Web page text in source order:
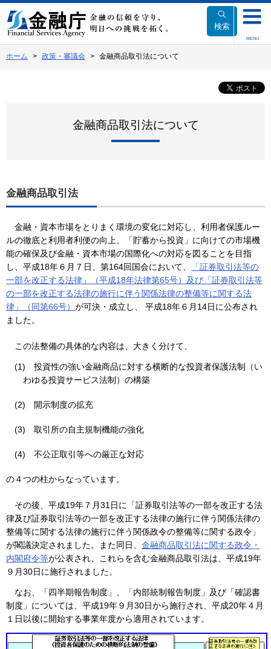
文
へ
動
検索
MENU
ホーム 政策・審議会 金融商品取引法について
金融商品取引法について
金融商品取引法
金融・資本市場をとりまく環境の変化に対応し、利用者保護ルー
ルの徹底と利用者利便の向上、「貯蓄から投資」に向けての市場機
能の確保及び金融・資本市場の国際化への対応を図ることを目指
し、平成18年６月７日、第164回国会において、
「証券取引法等の
一部を改正する法律」（平成18年法律第65号）及び「証券取引法等
の一部を改正する法律の施行に伴う関係法律の整備等に関する法
律」（同第66号） が可決・成立し、 平成18年６月14日に公布され
ました。
この法整備の具体的な内容は、大きく分けて、
(1)
投資性の強い金融商品に対する横断的な投資者保護法制（い
わゆる投資サービス法制）の構築
(2) 開示制度の拡充
(3) 取引所の自主規制機能の強化
(4) 不公正取引等への厳正な対応
の４つの柱からなっています。
その後、平成19年７月31日に「証券取引法等の一部を改正する法
律及び証券取引法等の一部を改正する法律の施行に伴う関係法律の
整備等に関する法律の施行に伴う関係政令の整備等に関する政令」
が閣議決定されました。また同日、 金融商品取引法に関する政令・
内閣府令等が公表され、これらを含む金融商品取引法は、平成19年
９月30日に施行されました。
なお、「四半期報告制度」、「内部統制報告制度」及び「確認書
制度」については、平成19年９月30日から施行され、平成20年４月
１日以後に開始する事業年度から適用されています。